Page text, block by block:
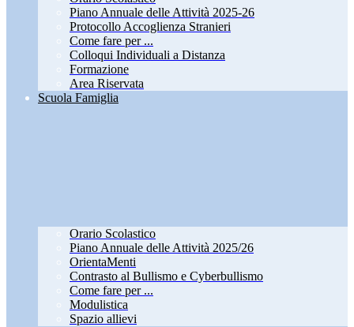
Piano Annuale delle Attività 2025-26
Protocollo Accoglienza Stranieri
Come fare per ...
Colloqui Individuali a Distanza
Formazione
Area Riservata
Scuola Famiglia
Orario Scolastico
Piano Annuale delle Attività 2025/26
OrientaMenti
Contrasto al Bullismo e Cyberbullismo
Come fare per ...
Modulistica
Spazio allievi